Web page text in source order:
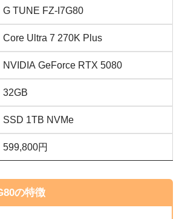
G TUNE FZ-I7G80
Core Ultra 7 270K Plus
NVIDIA GeForce RTX 5080
32GB
SSD 1TB NVMe
599,800円
の特徴